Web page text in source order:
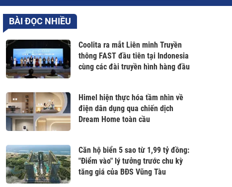
BÀI ĐỌC NHIỀU
Coolita ra mắt Liên minh Truyền
thông FAST đầu tiên tại Indonesia
cùng các đài truyền hình hàng đầu
Himel hiện thực hóa tầm nhìn về
điện dân dụng qua chiến dịch
Dream Home toàn cầu
Căn hộ biển 5 sao từ 1,99 tỷ đồng:
"Điểm vào" lý tưởng trước chu kỳ
tăng giá của BĐS Vũng Tàu